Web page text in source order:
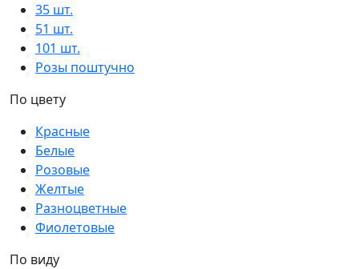
35 шт.
51 шт.
101 шт.
Розы поштучно
По цвету
Красные
Белые
Розовые
Желтые
Разноцветные
Фиолетовые
По виду